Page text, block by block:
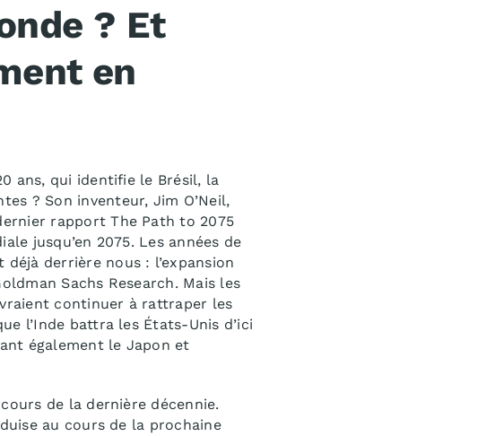
? Et
en
ans, qui identifie le Brésil, la
? Son inventeur, Jim O’Neil,
rapportThe Path to 2075
jusqu’en 2075. Les années de
derrière nous : l’expansion
Sachs Research. Mais les
continuer à rattraper les
l’Inde battra les États-Unis d’ici
également le Japon et
de la dernière décennie.
au cours de la prochaine